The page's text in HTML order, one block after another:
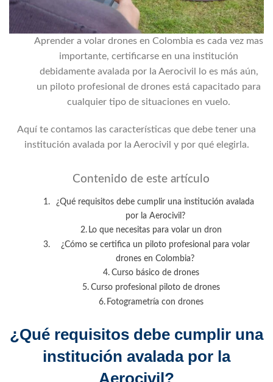
Aprender a volar drones en Colombia es cada vez mas
importante, certificarse en una institución
debidamente avalada por la Aerocivil lo es más aún,
un piloto profesional de drones está capacitado para
cualquier tipo de situaciones en vuelo.
Aquí te contamos las características que debe tener una
institución avalada por la Aerocivil y por qué elegirla.
Contenido de este artículo
¿Qué requisitos debe cumplir una institución avalada
por la Aerocivil?
Lo que necesitas para volar un dron
¿Cómo se certifica un piloto profesional para volar
drones en Colombia?
Curso básico de drones
Curso profesional piloto de drones
Fotogrametría con drones
¿Qué requisitos debe cumplir una
institución avalada por la
Aerocivil?